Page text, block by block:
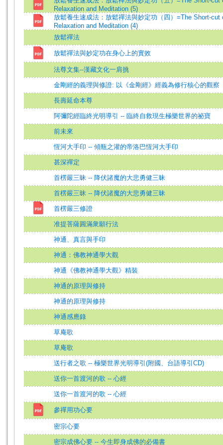
Relaxation and Meditation (5)
放鬆養生速成法：放鬆禪法與妙定功（四）=The Short-cut
Relaxation and Meditation (4)
放鬆禪法
放鬆禪法與妙定功在身心上的實效
法尊文集--漢藏文化一肩挑
金剛經的義理與修證: 以《金剛經》經義為修行核心的觀察
長壽延命本尊
阿彌陀經臨終光明導引 -- 臨終自救現生極樂世界的祕寶
前未來
恆河大手印 -- 傾瓶之灌的帝洛巴恆河大手印
甚深禪定
首楞嚴三昧 -- 降伏諸魔的大悲勇健三昧
首楞嚴三昧 -- 降伏諸魔的大悲勇健三昧
首楞嚴三修證
准提菩薩圓滿衆願行法
神通、真言與手印
神通：佛教神通學大觀
神通《佛教神通學大觀》精裝
神通的原理與修持
神通的原理與修持
神通感應錄
草庵歌
草庵歌
送行者之歌 -- 極樂世界光明導引(附國、台語導引CD)
送你一首渡河的歌 -- 心經
送你一首渡河的歌 -- 心經
參禪用功心要
密宗心要
密宗成佛心要 -- 今生即身成佛的必備書